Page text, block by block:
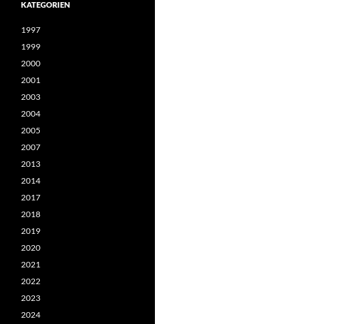
KATEGORIEN
1997
1999
2000
2001
2003
2004
2005
2007
2013
2014
2017
2018
2019
2020
2021
2022
2023
2024